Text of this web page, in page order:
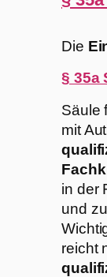
Die
§ 35a
Säule
mit
in der
und
reicht